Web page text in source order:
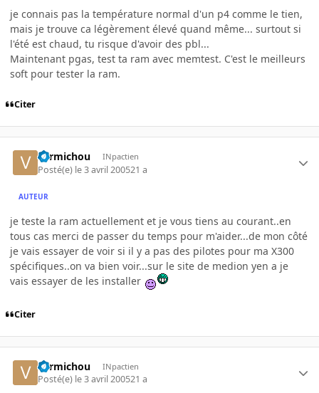
je connais pas la température normal d'un p4 comme le tien,
mais je trouve ca légèrement élevé quand même... surtout si
l'été est chaud, tu risque d'avoir des pbl...
Maintenant pgas, test ta ram avec memtest. C'est le meilleurs
soft pour tester la ram.
Citer
vermichou INpactien
Posté(e) le 3 avril 200521 a
AUTEUR
je teste la ram actuellement et je vous tiens au courant..en
tous cas merci de passer du temps pour m'aider...de mon côté
je vais essayer de voir si il y a pas des pilotes pour ma X300
spécifiques..on va bien voir...sur le site de medion yen a je
vais essayer de les installer
Citer
vermichou INpactien
Posté(e) le 3 avril 200521 a